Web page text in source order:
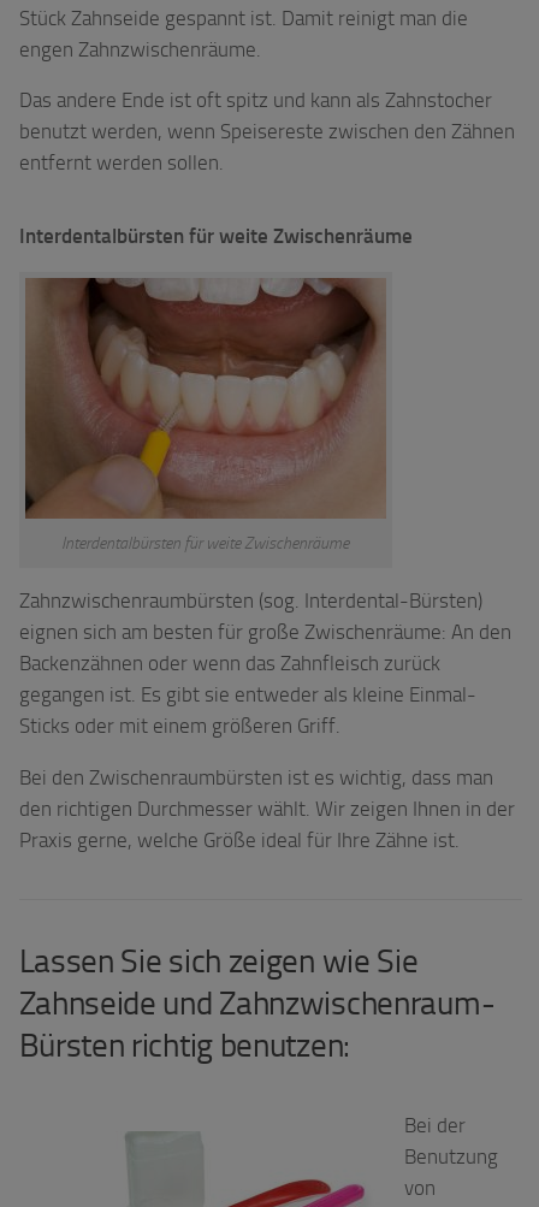
Stück Zahnseide gespannt ist. Damit reinigt man die
engen Zahnzwischenräume.
Das andere Ende ist oft spitz und kann als Zahnstocher
benutzt werden, wenn Speisereste zwischen den Zähnen
entfernt werden sollen.
Interdentalbürsten für weite Zwischenräume
Interdentalbürsten für weite Zwischenräume
Zahnzwischenraumbürsten (sog. Interdental-Bürsten)
eignen sich am besten für große Zwischenräume: An den
Backenzähnen oder wenn das Zahnfleisch zurück
gegangen ist. Es gibt sie entweder als kleine Einmal-
Sticks oder mit einem größeren Griff.
Bei den Zwischenraumbürsten ist es wichtig, dass man
den richtigen Durchmesser wählt. Wir zeigen Ihnen in der
Praxis gerne, welche Größe ideal für Ihre Zähne ist.
Lassen Sie sich zeigen wie Sie
Zahnseide und Zahnzwischenraum-
Bürsten richtig benutzen:
Bei der
Benutzung
von